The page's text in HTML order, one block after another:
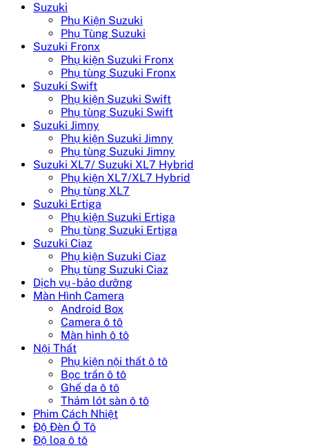
Suzuki
Phụ Kiện Suzuki
Phụ Tùng Suzuki
Suzuki Fronx
Phụ kiện Suzuki Fronx
Phụ tùng Suzuki Fronx
Suzuki Swift
Phụ kiện Suzuki Swift
Phụ tùng Suzuki Swift
Suzuki Jimny
Phụ kiện Suzuki Jimny
Phụ tùng Suzuki Jimny
Suzuki XL7/ Suzuki XL7 Hybrid
Phụ kiện XL7/XL7 Hybrid
Phụ tùng XL7
Suzuki Ertiga
Phụ kiện Suzuki Ertiga
Phụ tùng Suzuki Ertiga
Suzuki Ciaz
Phụ kiện Suzuki Ciaz
Phụ tùng Suzuki Ciaz
Dịch vụ - bảo dưỡng
Màn Hình Camera
Android Box
Camera ô tô
Màn hình ô tô
Nội Thất
Phụ kiện nội thất ô tô
Bọc trần ô tô
Ghế da ô tô
Thảm lót sàn ô tô
Phim Cách Nhiệt
Độ Đèn Ô Tô
Độ loa ô tô